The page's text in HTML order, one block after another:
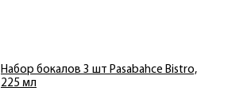
Набор бокалов 3 шт Pasabahce Bistro,
225 мл